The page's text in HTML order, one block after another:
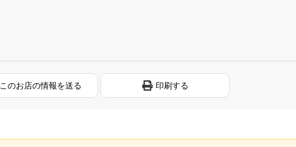
このお店の情報を送る 印刷する